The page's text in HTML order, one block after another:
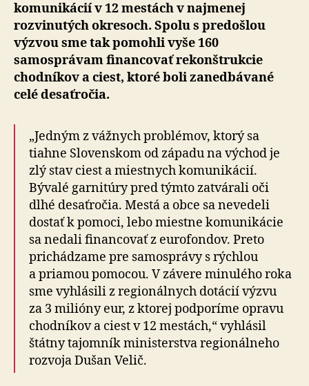
komunikácií v 12 mestách v najmenej
rozvinutých okresoch. Spolu s predošlou
výzvou sme tak pomohli vyše 160
samosprávam financovať rekonštrukcie
chodníkov a ciest, ktoré boli zanedbávané
celé desaťročia.
„Jedným z vážnych problémov, ktorý sa
tiahne Slovenskom od západu na východ je
zlý stav ciest a miestnych komunikácií.
Bývalé garnitúry pred týmto zatvárali oči
dlhé desaťročia. Mestá a obce sa nevedeli
dostať k pomoci, lebo miestne komunikácie
sa nedali financovať z eurofondov. Preto
prichádzame pre samosprávy s rýchlou
a priamou pomocou. V závere minulého roka
sme vyhlásili z regionálnych dotácií výzvu
za 3 milióny eur, z ktorej podporíme opravu
chodníkov a ciest v 12 mestách,“ vyhlásil
štátny tajomník ministerstva regionálneho
rozvoja Dušan Velič.